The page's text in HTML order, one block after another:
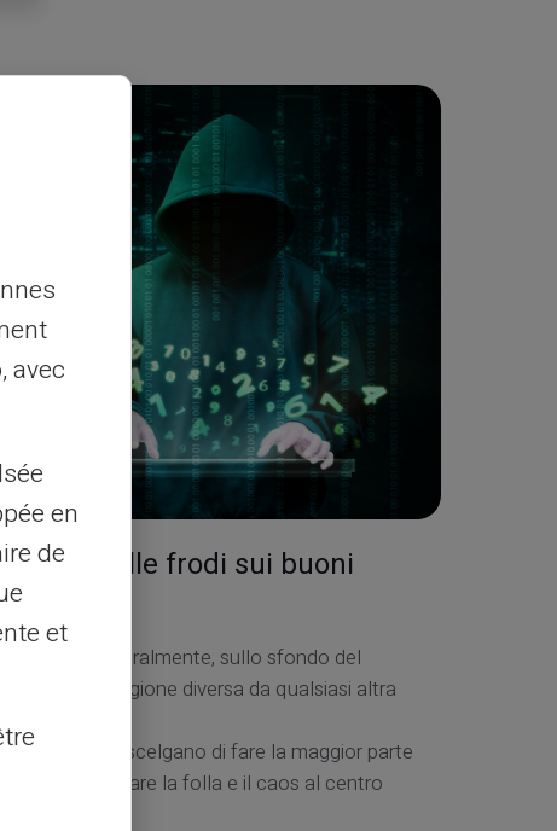
dalle frodi sui buoni
porte. Naturalmente, sullo sfondo del
a una stagione diversa da qualsiasi altra
prima.
scelgano di fare la maggior parte
mentre evitare la folla e il caos al centro
avec
en
de
et